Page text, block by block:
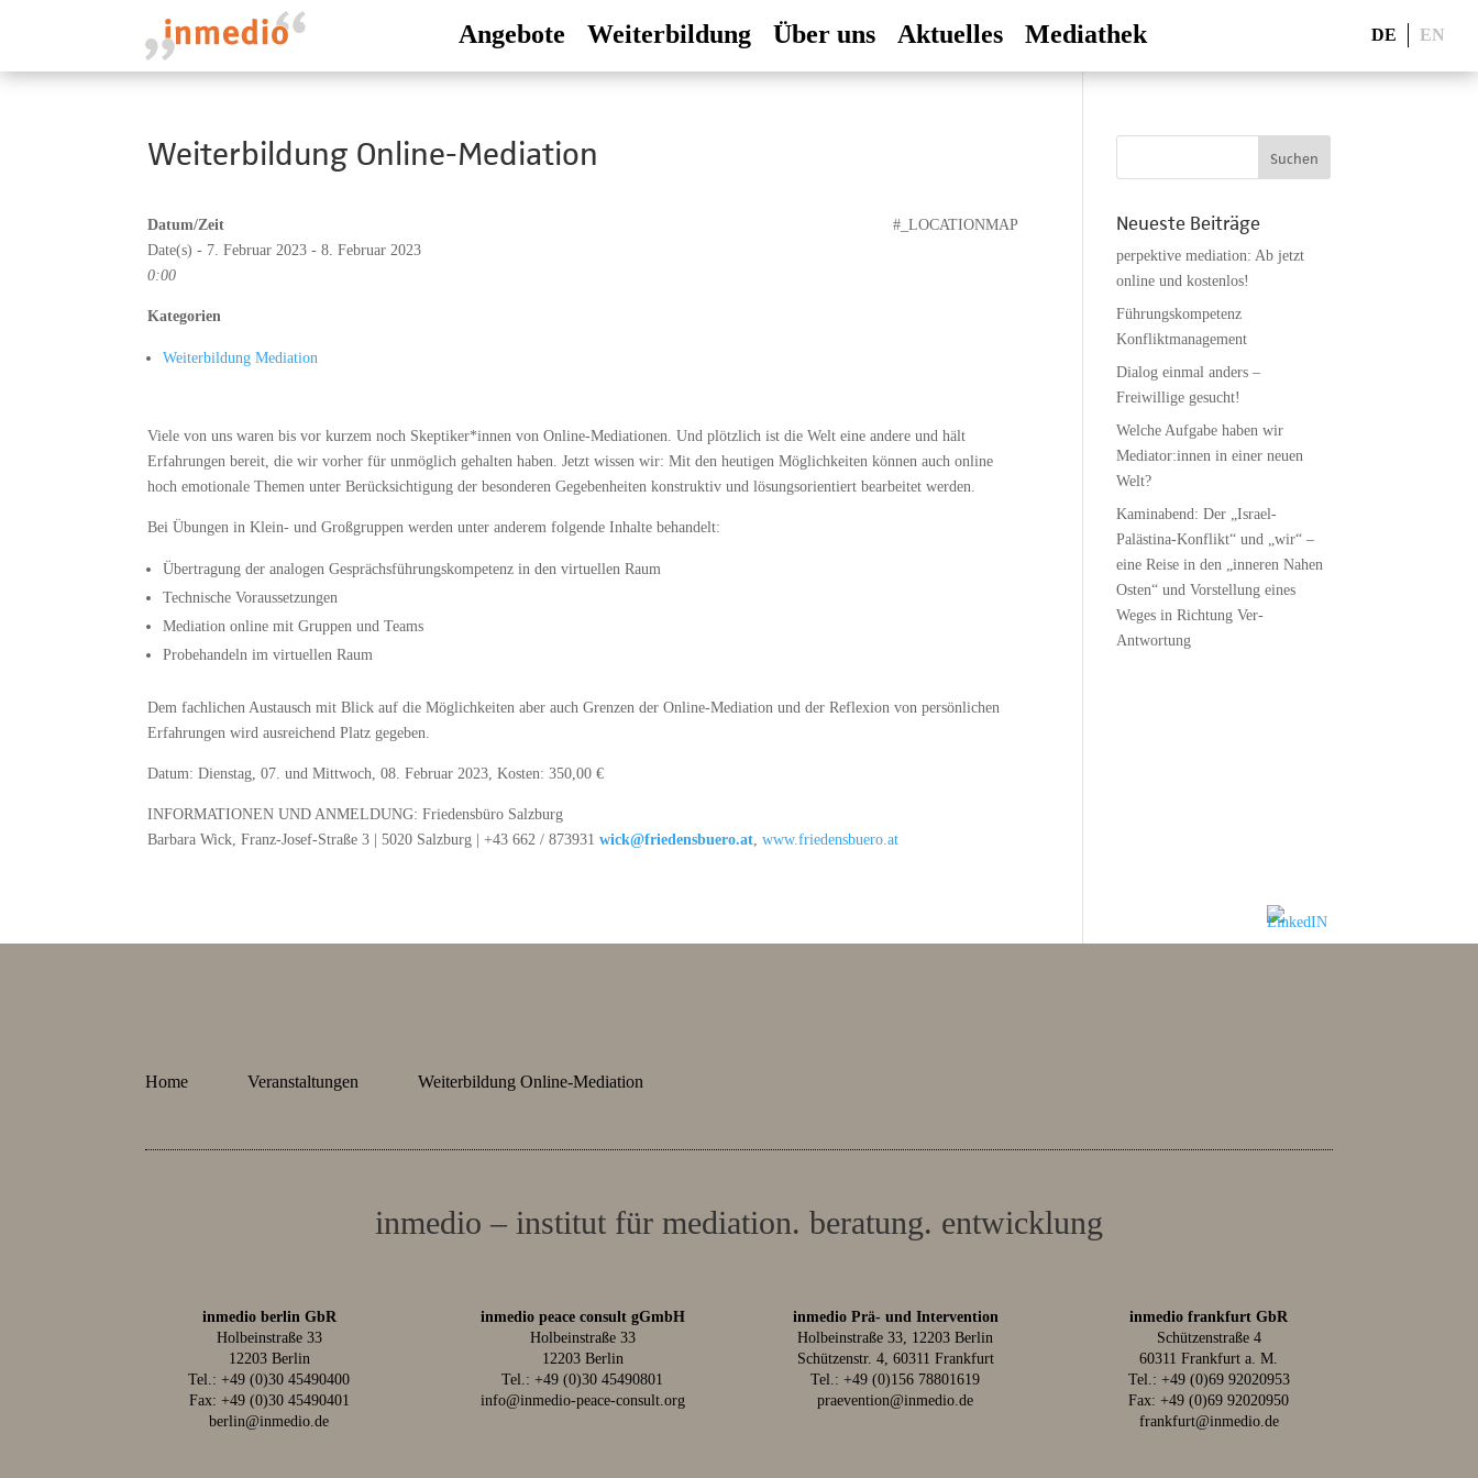
Angebote Weiterbildung Über uns Aktuelles Mediathek DE EN
Weiterbildung Online-Mediation
#_LOCATIONMAP
Datum/Zeit
Date(s) - 7. Februar 2023 - 8. Februar 2023
0:00
Kategorien
Weiterbildung Mediation
Viele von uns waren bis vor kurzem noch Skeptiker*innen von Online-Mediationen. Und plötzlich ist die Welt eine andere und hält
Erfahrungen bereit, die wir vorher für unmöglich gehalten haben. Jetzt wissen wir: Mit den heutigen Möglichkeiten können auch online
hoch emotionale Themen unter Berücksichtigung der besonderen Gegebenheiten konstruktiv und lösungsorientiert bearbeitet werden.
Bei Übungen in Klein- und Großgruppen werden unter anderem folgende Inhalte behandelt:
Übertragung der analogen Gesprächsführungskompetenz in den virtuellen Raum
Technische Voraussetzungen
Mediation online mit Gruppen und Teams
Probehandeln im virtuellen Raum
Dem fachlichen Austausch mit Blick auf die Möglichkeiten aber auch Grenzen der Online-Mediation und der Reflexion von persönlichen
Erfahrungen wird ausreichend Platz gegeben.
Datum: Dienstag, 07. und Mittwoch, 08. Februar 2023, Kosten: 350,00 €
INFORMATIONEN UND ANMELDUNG: Friedensbüro Salzburg
Barbara Wick, Franz-Josef-Straße 3 | 5020 Salzburg | +43 662 / 873931wick@friedensbuero.at,www.friedensbuero.at
Neueste Beiträge
perpektive mediation: Ab jetzt
online und kostenlos!
Führungskompetenz
Konfliktmanagement
Dialog einmal anders –
Freiwillige gesucht!
Welche Aufgabe haben wir
Mediator:innen in einer neuen
Welt?
Kaminabend: Der „Israel-
Palästina-Konflikt“ und „wir“ –
eine Reise in den „inneren Nahen
Osten“ und Vorstellung eines
Weges in Richtung Ver-
Antwortung
Home Veranstaltungen Weiterbildung Online-Mediation
inmedio – institut für mediation. beratung. entwicklung
inmedio berlin GbR
Holbeinstraße 33
12203 Berlin
Tel.:+49 (0)30 45490400
Fax: +49 (0)30 45490401
berlin@inmedio.de
inmedio peace consult gGmbH
Holbeinstraße 33
12203 Berlin
Tel.:+49 (0)30 45490801
info@inmedio-peace-consult.org
inmedio Prä- und Intervention
Holbeinstraße 33, 12203 Berlin
Schützenstr. 4, 60311 Frankfurt
Tel.:+49 (0)156 78801619
praevention@inmedio.de
inmedio frankfurt GbR
Schützenstraße 4
60311 Frankfurt a. M.
Tel.: +49 (0)69 92020953
Fax: +49 (0)69 92020950
frankfurt@inmedio.de